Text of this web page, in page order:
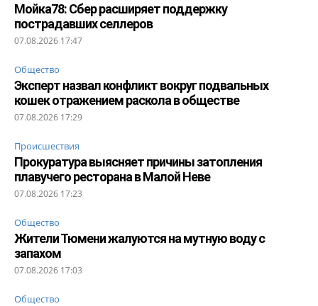
Мойка78: Сбер расширяет поддержку
пострадавших селлеров
07.08.2026 17:47
Общество
Эксперт назвал конфликт вокруг подвальных
кошек отражением раскола в обществе
07.08.2026 17:29
Происшествия
Прокуратура выясняет причины затопления
плавучего ресторана в Малой Неве
07.08.2026 17:23
Общество
Жители Тюмени жалуются на мутную воду с
запахом
07.08.2026 17:03
Общество